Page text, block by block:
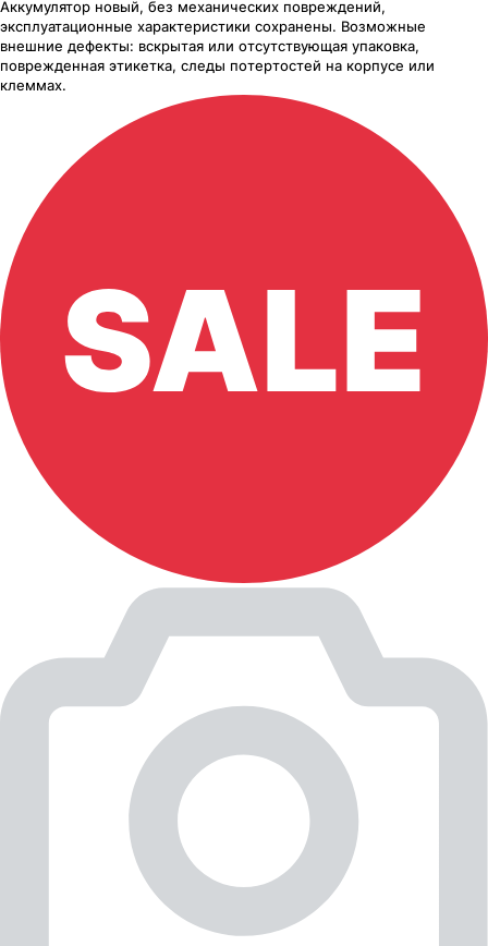
Аккумулятор новый, без механических повреждений,
эксплуатационные характеристики сохранены. Возможные
внешние дефекты: вскрытая или отсутствующая упаковка,
поврежденная этикетка, следы потертостей на корпусе или
клеммах.